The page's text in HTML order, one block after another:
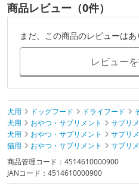
商品レビュー（0件）
まだ、この商品のレビューはあ
レビュー
犬用 ドッグフード ドライフード
犬用
おやつ・サプリメント サプリ
犬用
おやつ・サプリメント サプリ
猫用
おやつ・サプリメント サプリ
商品管理コード：4514610000900
JANコード：4514610000900